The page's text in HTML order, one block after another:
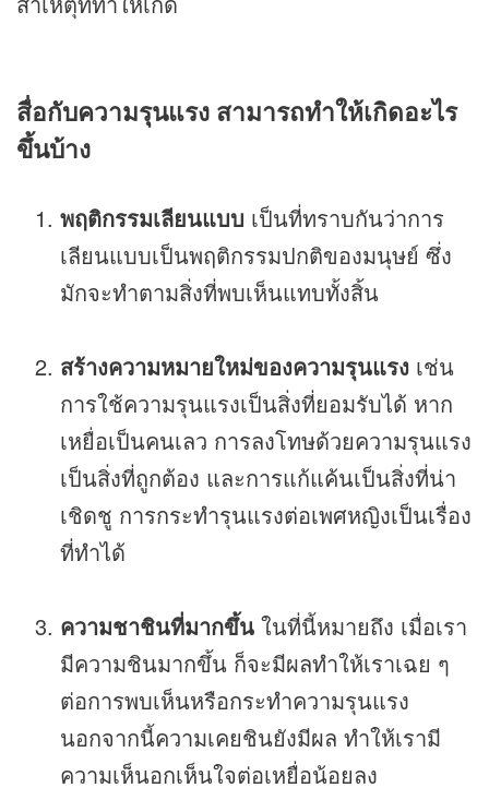
สื่อกับความรุนแรง สามารถทำให้เกิดอะไร
ขึ้นบ้าง
พฤติกรรมเลียนแบบ เป็นที่ทราบกันว่าการ
เลียนแบบเป็นพฤติกรรมปกติของมนุษย์ ซึ่ง
มักจะทำตามสิ่งที่พบเห็นแทบทั้งสิ้น
สร้างความหมายใหม่ของความรุนแรง เช่น
การใช้ความรุนแรงเป็นสิ่งที่ยอมรับได้ หาก
เหยื่อเป็นคนเลว การลงโทษด้วยความรุนแรง
เป็นสิ่งที่ถูกต้อง และการแก้แค้นเป็นสิ่งที่น่า
เชิดชู การกระทำรุนแรงต่อเพศหญิงเป็นเรื่อง
ที่ทำได้
ความชาชินที่มากขึ้น ในที่นี้หมายถึง เมื่อเรา
มีความชินมากขึ้น ก็จะมีผลทำให้เราเฉย ๆ
ต่อการพบเห็นหรือกระทำความรุนแรง
นอกจากนี้ความเคยชินยังมีผล ทำให้เรามี
ความเห็นอกเห็นใจต่อเหยื่อน้อยลง